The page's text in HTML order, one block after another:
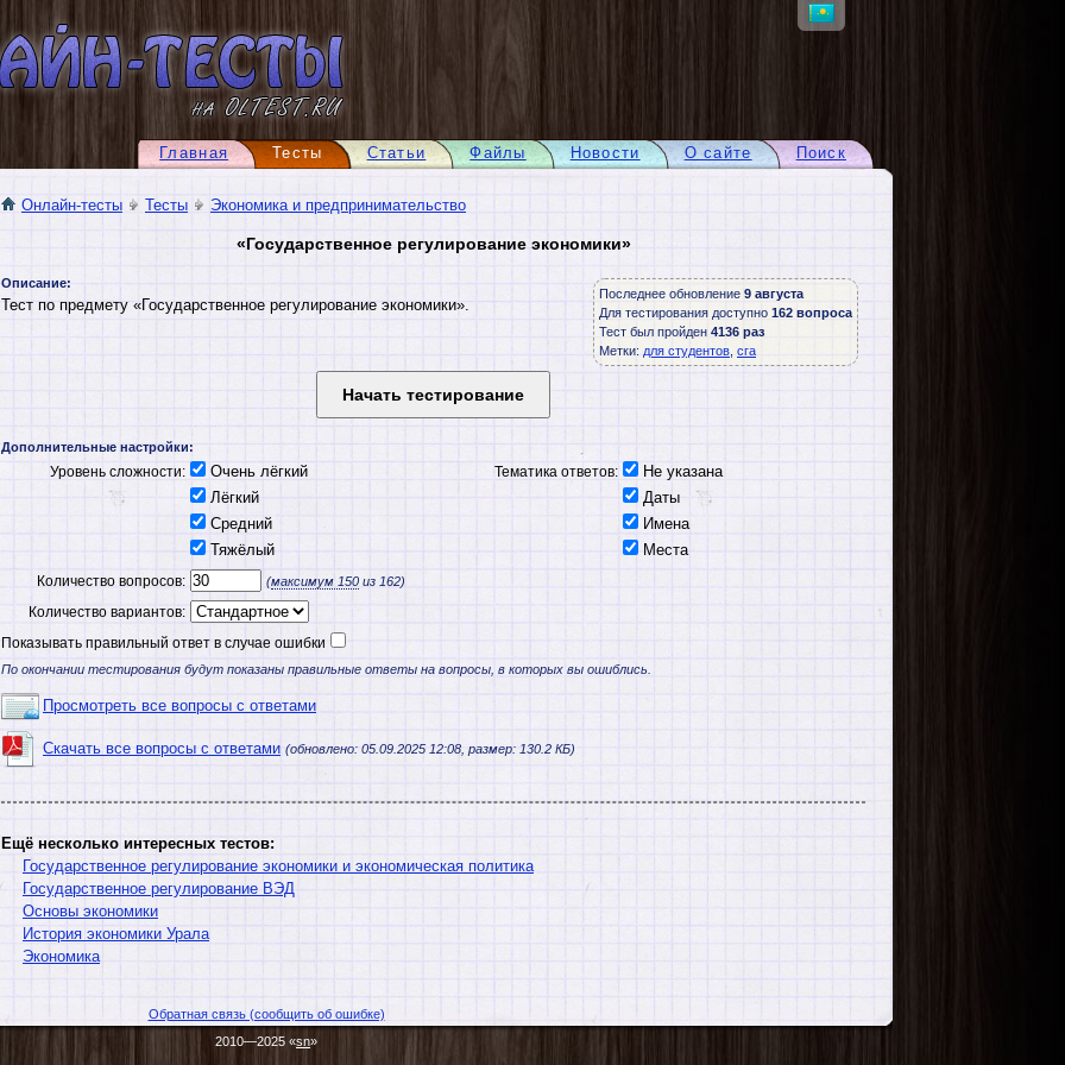
Поиск
О сайте
Новости
Файлы
Статьи
Тесты
Главная
Онлайн-тесты Тесты Экономика и предпринимательство
«Государственное регулирование экономики»
Последнее обновление 9 августа
Для тестирования доступно 162 вопроса
Тест был пройден 4136 раз
Метки: для студентов сга
Описание:
Тест по предмету «Государственное регулирование экономики».
Дополнительные настройки:
Уровень сложности:
Очень лёгкий
Лёгкий
Средний
Тяжёлый
Тематика ответов:
Не указана
Даты
Имена
Места
Количество вопросов: (максимум 150 из 162)
Количество вариантов:
Показывать правильный ответ в случае ошибки
По окончании тестирования будут показаны правильные ответы на вопросы, в которых вы ошиблись.
Просмотреть все вопросы с ответами
Скачать все вопросы с ответами (обновлено: 05.09.2025 12:08, размер: 130.2 КБ)
Ещё несколько интересных тестов:
Государственное регулирование экономики и экономическая политика
Государственное регулирование ВЭД
Основы экономики
История экономики Урала
Экономика
Обратная связь (сообщить об ошибке)
2010—2025 «sn»